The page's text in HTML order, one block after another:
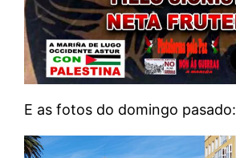
E as fotos do domingo pasado: